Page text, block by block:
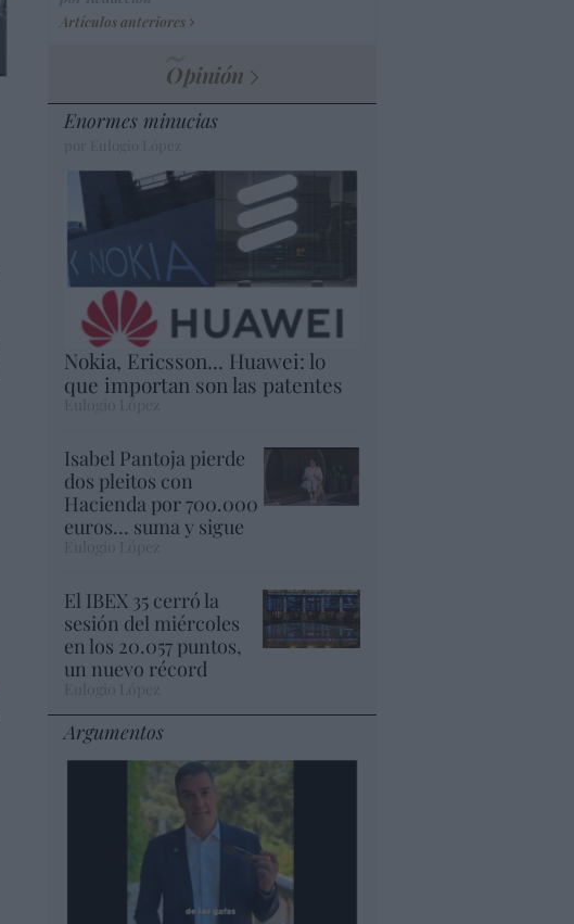
Artículos anteriores
Opinión
Enormes minucias
Nokia, Ericsson... Huawei: lo
que importan son las patentes
Eulogio López
Isabel Pantoja pierde
dos pleitos con
Hacienda por 700.000
euros... suma y sigue
El IBEX 35 cerró la
sesión del miércoles
en los 20.057 puntos,
un nuevo récord
Argumentos